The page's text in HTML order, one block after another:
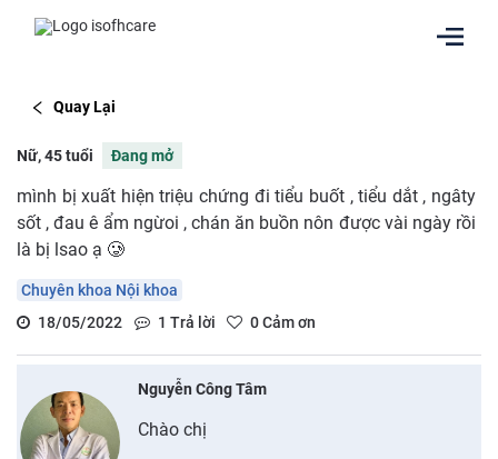
Quay Lại
Nữ, 45 tuổi Đang mở
mình bị xuất hiện triệu chứng đi tiểu buốt , tiểu dắt , ngâty
sốt , đau ê ẩm ngừoi , chán ăn buồn nôn được vài ngày rồi
là bị lsao ạ 🥲
Chuyên khoa Nội khoa
18/05/2022
1 Trả lời 0Cảm ơn
Nguyễn Công Tâm
Chào chị